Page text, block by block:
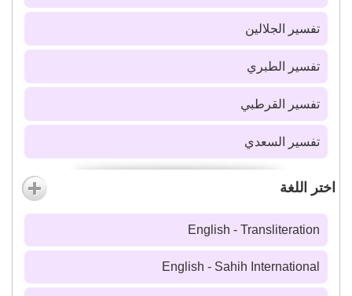
تفسير الجلالين
تفسير الطبري
تفسير القرطبي
تفسير السعدي
اختر اللغة
English - Transliteration
English - Sahih International